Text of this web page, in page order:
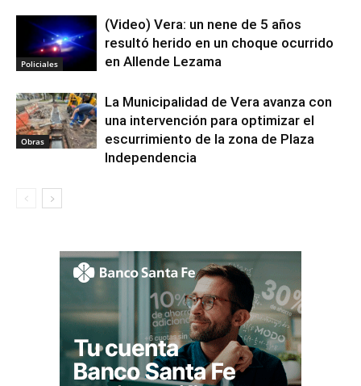
Policiales
(Video) Vera: un nene de 5 años
resultó herido en un choque ocurrido
en Allende Lezama
Obras
La Municipalidad de Vera avanza con
una intervención para optimizar el
escurrimiento de la zona de Plaza
Independencia